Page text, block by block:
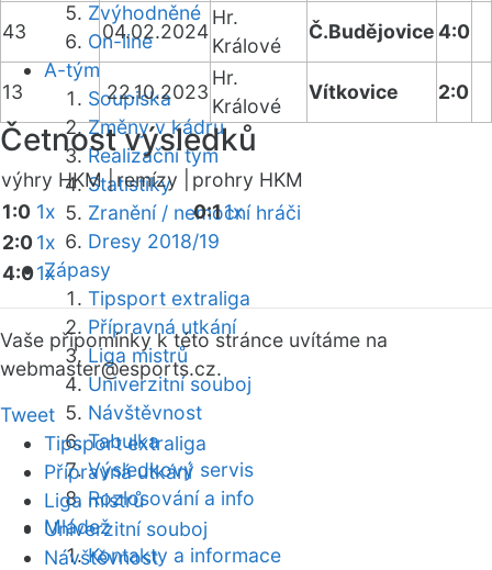
Zvýhodněné
On-line
A-tým
Soupiska
Změny v kádru
Realizační tým
Statistiky
Zranění / nemocní hráči
Dresy 2018/19
Zápasy
Tipsport extraliga
Přípravná utkání
Liga mistrů
Univerzitní souboj
Návštěvnost
Tabulka
Výsledkový servis
Rozlosování a info
Mládež
Kontakty a informace
43 04.02.2024
Hr.
Králové
Č.Budějovice4:0
13 22.10.2023
Hr.
Králové
Vítkovice 2:0
Četnost výsledků
výhry HKM |remízy |
prohry HKM
1:0 1x
2:01x
4:01x
0:11x
Vaše připomínky k této stránce uvítáme na
webmaster@esports.cz.
Tweet
Tipsport extraliga
Přípravná utkání
Liga mistrů
Univerzitní souboj
Návštěvnost